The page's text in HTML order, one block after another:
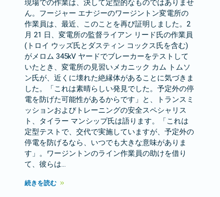
現場での作業は、決して定型的なものではありませ
ん。フージャー エナジーのワージントン変電所の
作業員は、最近、このことを再び証明しました。2
月 21 日、変電所の監督ライアン リード氏の作業員
(トロイ ウッズ氏とダスティン コックス氏を含む)
がメロム 345kV ヤードでブレーカーをテストして
いたとき、変電所の見習いメカニック カム トムソ
ン氏が、近くに壊れた絶縁体があることに気づきま
した。「これは素晴らしい発見でした。予定外の停
電を防げた可能性があるからです」と、トランスミ
ッションおよびトレーニングの安全スペシャリス
ト、タイラー マンシップ氏は語ります。「これは
定型テストで、交代で実施していますが、予定外の
停電を防げるなら、いつでも大きな意味がありま
す」。ワージントンのライン作業員の助けを借り
て、彼らは…
続きを読む